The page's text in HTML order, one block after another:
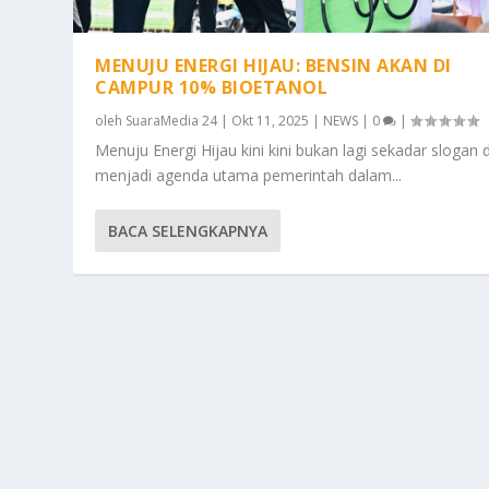
MENUJU ENERGI HIJAU: BENSIN AKAN DI
CAMPUR 10% BIOETANOL
oleh SuaraMedia 24| Okt 11, 2025 | NEWS | 0 |
Menuju Energi Hijau kini kini bukan lagi sekadar slogan
menjadi agenda utama pemerintah dalam...
BACA SELENGKAPNYA